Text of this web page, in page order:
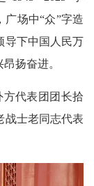
广场中“众”字造
导下中国人民万
扬奋进。
代表团团长拾
战士老同志代表